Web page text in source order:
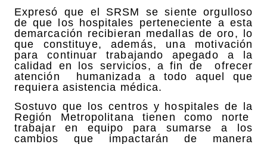
Expresó que el SRSM se siente orgulloso
de que los hospitales perteneciente a esta
demarcación recibieran medallas de oro, lo
que constituye, además, una motivación
para continuar trabajando apegado a la
calidad en los servicios, a fin de ofrecer
atención humanizada a todo aquel que
requiera asistencia médica.
Sostuvo que los centros y hospitales de la
Región Metropolitana tienen como norte
trabajar en equipo para sumarse a los
cambios que impactarán de manera